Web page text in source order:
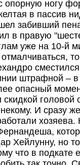
опорную ногу
в пассив
забивший
в правую
уже на 10-й
штрафной –
опасный
скидкой
И сразу
Хейлунну, но
что в подкате